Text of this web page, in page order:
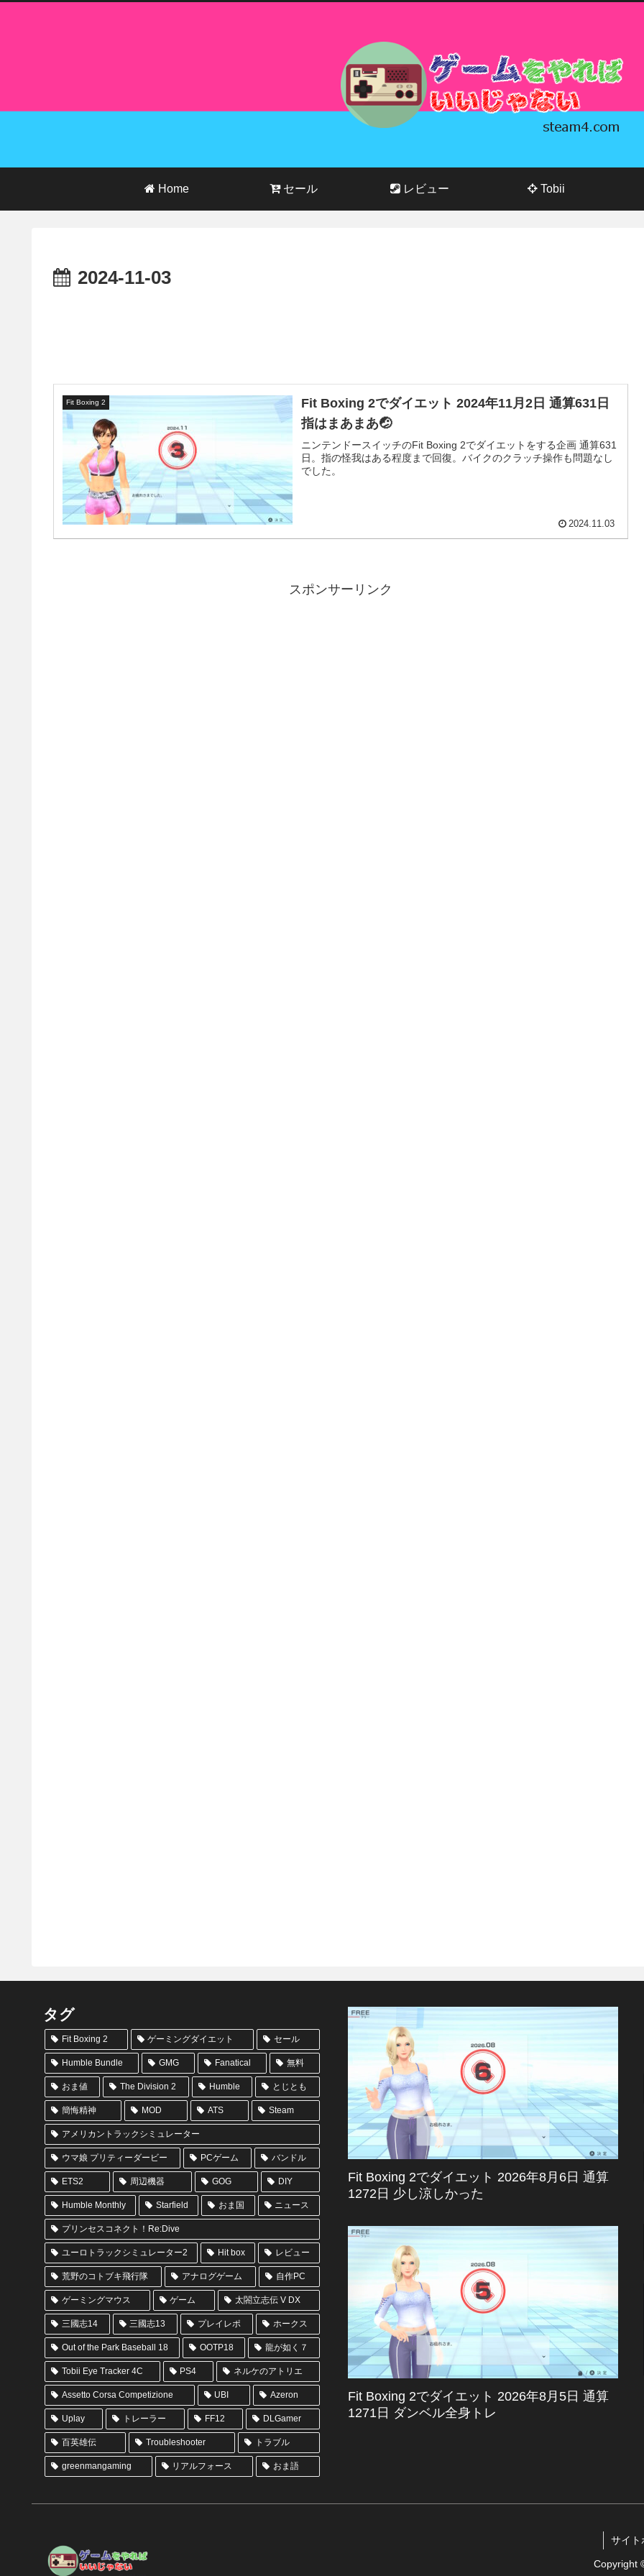
Home セール レビュー Tobii
2024-11-03
Fit Boxing 2
Fit Boxing 2でダイエット 2024年11月2日 通算631日
指はまあまあ🤕
ニンテンドースイッチのFit Boxing 2でダイエットをする企画 通算631
日。指の怪我はある程度まで回復。バイクのクラッチ操作も問題なし
でした。
2024.11.03
スポンサーリンク
タグ
Fit Boxing 2 ゲーミングダイエット セール
Humble Bundle GMG Fanatical 無料
おま値 The Division 2 Humble とじとも
簡悔精神 MOD ATS Steam
アメリカントラックシミュレーター
ウマ娘 プリティーダービー PCゲーム バンドル
ETS2 周辺機器 GOG DIY
Humble Monthly Starfield おま国 ニュース
プリンセスコネクト！Re:Dive
ユーロトラックシミュレーター2 Hit box レビュー
荒野のコトブキ飛行隊 アナログゲーム 自作PC
ゲーミングマウス ゲーム 太閤立志伝 V DX
三國志14 三國志13 プレイレポ ホークス
Out of the Park Baseball 18 OOTP18 龍が如く７
Tobii Eye Tracker 4C PS4 ネルケのアトリエ
Assetto Corsa Competizione UBI Azeron
Uplay トレーラー FF12 DLGamer
百英雄伝 Troubleshooter トラブル
greenmangaming リアルフォース おま語
Fit Boxing 2でダイエット 2026年8月6日 通算
1272日 少し涼しかった
Fit Boxing 2でダイエット 2026年8月5日 通算
1271日 ダンベル全身トレ
サイト
Copyright